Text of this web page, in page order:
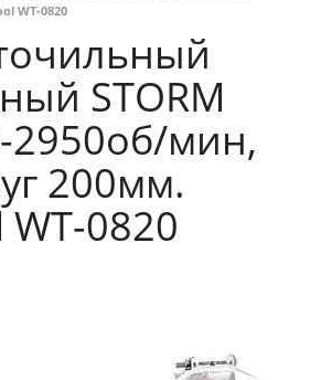
WT-0820
STORM
2950об/мин,
200мм.
0820